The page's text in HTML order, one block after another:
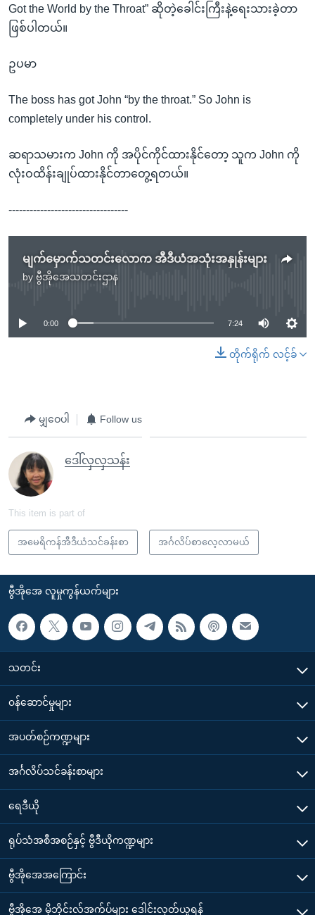
Got the World by the Throat” ဆိုတဲ့ခေါင်းကြီးနဲ့ရေးသားခဲ့တာ
ဖြစ်ပါတယ်။
ဥပမာ
The boss has got John “by the throat.” So John is
completely under his control.
ဆရာသမားက John ကို အပိုင်ကိုင်ထားနိုင်တော့ သူက John ကို
လုံးဝထိန်းချုပ်ထားနိုင်တာတွေ့ရတယ်။
----------------------------------
မျက်မှောက်သတင်းလောက အီဒီယံအသုံးအနှုန်းများ
by ဗွီအိုအေသတင်းဌာန
No media source currently available
0:00 7:24
တိုက်ရိုက် လင့်ခ်
မျှဝေပါ Follow us
ဒေါ်လှလှသန်း
This item is part of
အမေရိကန်အီဒီယံသင်ခန်းစာ အင်္ဂလိပ်စာလေ့လာမယ်
ဗွီအိုအေ လူမှုကွန်ယက်များ
သတင်း
၀န်ဆောင်မှုများ
အပတ်စဉ်ကဏ္ဍများ
အင်္ဂလိပ်သင်ခန်းစာများ
ရေဒီယို
ရုပ်သံအစီအစဉ်နှင့် ဗွီဒီယိုကဏ္ဍများ
ဗွီအိုအေအကြောင်း
ဗွီအိုအေ မိုဘိုင်းလ်အက်ပ်များ ဒေါင်းလုတ်ယူရန်